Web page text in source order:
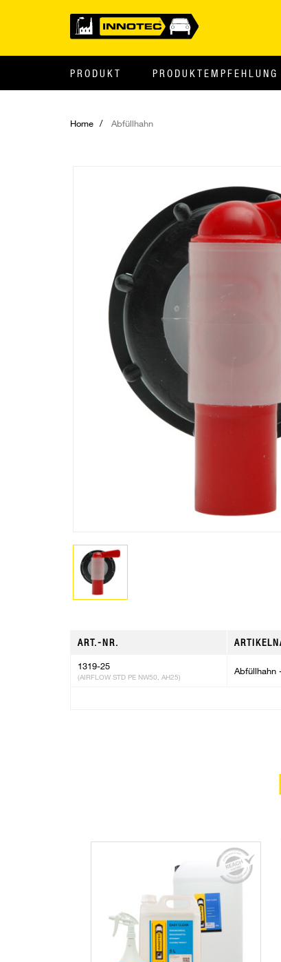
PRODUKT PRODUKTEMPFEHLUNG
Home Abfüllhahn
ART.-NR.
1319-25
(AIRFLOW STD PE NW50, AH25)
Abfüllhahn